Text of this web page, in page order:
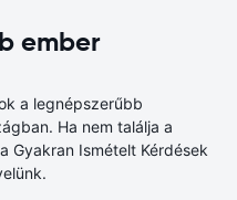
ember
a legnépszerűbb
Ha nem találja a
Gyakran Ismételt Kérdések